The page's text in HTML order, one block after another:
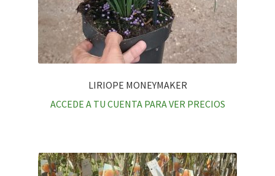
LIRIOPE MONEYMAKER
ACCEDE A TU CUENTA PARA VER PRECIOS